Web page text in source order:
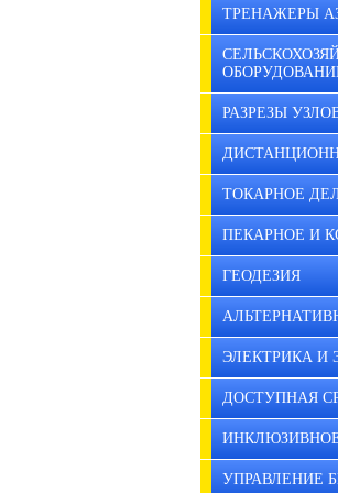
ТРЕНАЖЕРЫ
РАЗРЕЗЫ
ТОКАРНОЕ
ПЕКАРНОЕ И
ГЕОДЕЗИЯ
ЭЛЕКТРИКА И
ДОСТУПНАЯ
УПРАВЛЕНИЕ